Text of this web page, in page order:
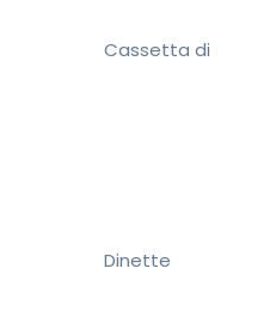
Cassetta di
Dinette